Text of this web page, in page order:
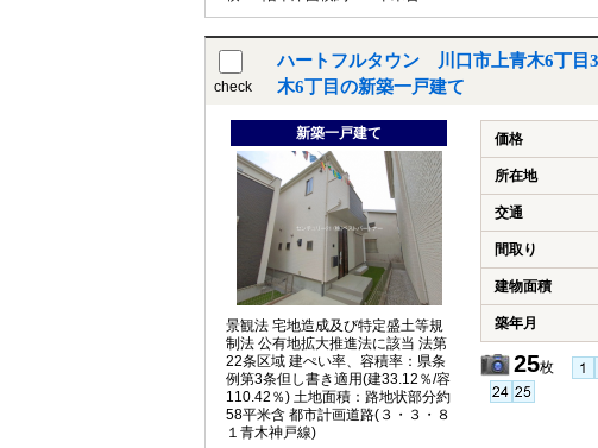
check
ハートフルタウン 川口市上青木6丁
木6丁目の新築一戸建て
新築一戸建て
景観法 宅地造成及び特定盛土等規
制法 公有地拡大推進法に該当 法第
22条区域 建ぺい率、容積率：県条
例第3条但し書き適用(建33.12％/容
110.42％) 土地面積：路地状部分約
58平米含 都市計画道路(３・３・８
１青木神戸線)
価格
所在地
交通
間取り
建物面積
築年月
25枚